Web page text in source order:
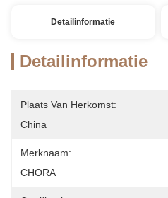
Detailinformatie
Detailinformatie
Plaats Van Herkomst:
China
Merknaam:
CHORA